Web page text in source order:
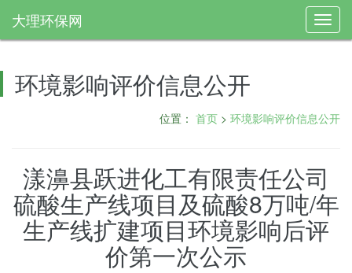
大理环保网
环境影响评价信息公开
位置： 首页 > 环境影响评价信息公开
漾濞县跃进化工有限责任公司
硫酸生产线项目及硫酸8万吨/年
生产线扩建项目环境影响后评
价第一次公示